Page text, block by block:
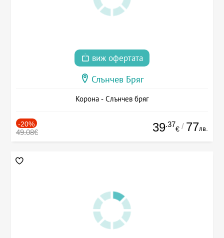
виж офертата
Слънчев Бряг
Корона - Слънчев бряг
-20%
49.08€ 39.37
€ / 77лв.